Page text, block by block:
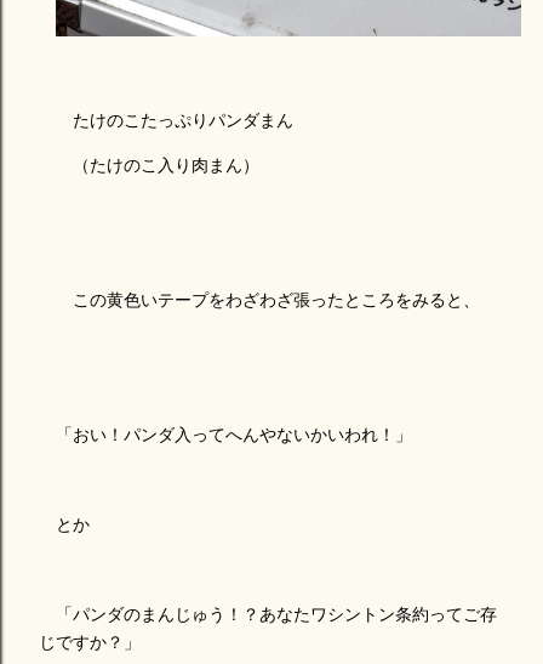
たけのこたっぷりパンダまん
（たけのこ入り肉まん）
この黄色いテープをわざわざ張ったところをみると、
「おい！パンダ入ってへんやないかいわれ！」
とか
「パンダのまんじゅう！？あなたワシントン条約ってご存
じですか？」